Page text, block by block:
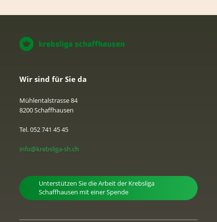
Wir sind für Sie da
Mühlentalstrasse 84
8200 Schaffhausen
Tel. 052 741 45 45
info@krebsliga-sh.ch
Unterstützen Sie die Arbeit der Krebsliga
Schaffhausen mit einer Spende